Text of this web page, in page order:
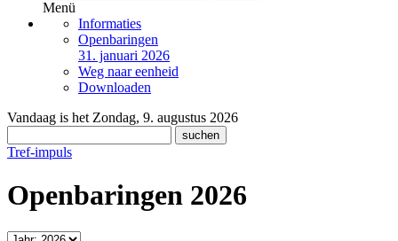
Menü
Informaties
Openbaringen
31. januari 2026
Weg naar eenheid
Downloaden
Vandaag is het Zondag, 9. augustus 2026
Tref-impuls
Openbaringen 2026